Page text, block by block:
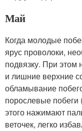
Май
Когда молодые
ярус проволоки,
подвязку. При этом
и лишние верхние
обламывание
порослевые побеги
этого нажимают
веточек, легко